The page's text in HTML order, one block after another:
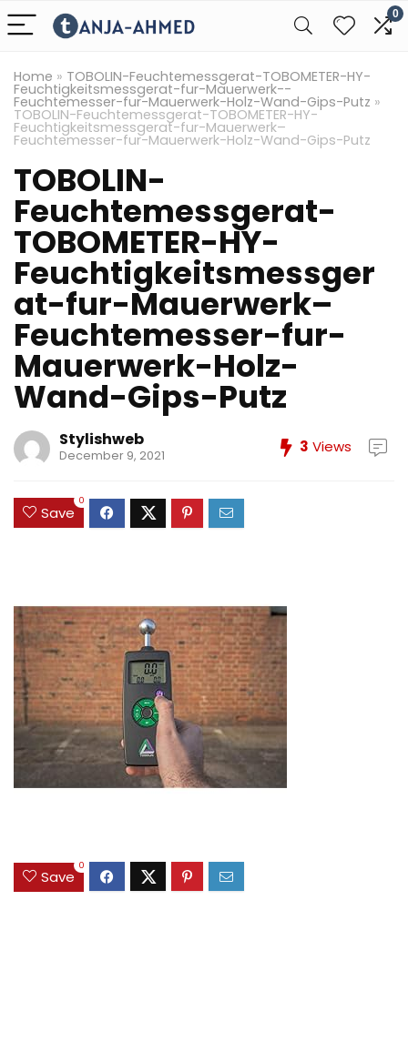
0
Home » TOBOLIN-Feuchtemessgerat-TOBOMETER-HY-
Feuchtigkeitsmessgerat-fur-Mauerwerk--
Feuchtemesser-fur-Mauerwerk-Holz-Wand-Gips-Putz »
TOBOLIN-Feuchtemessgerat-TOBOMETER-HY-
Feuchtigkeitsmessgerat-fur-Mauerwerk–
Feuchtemesser-fur-Mauerwerk-Holz-Wand-Gips-Putz
TOBOLIN-
Feuchtemessgerat-
TOBOMETER-HY-
Feuchtigkeitsmessger
at-fur-Mauerwerk–
Feuchtemesser-fur-
Mauerwerk-Holz-
Wand-Gips-Putz
Stylishweb
December 9, 2021 3 Views
Save
0
Save
0